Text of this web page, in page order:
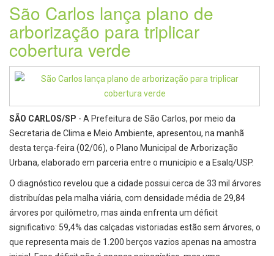
São Carlos lança plano de
arborização para triplicar
cobertura verde
SÃO CARLOS/SP - A Prefeitura de São Carlos, por meio da
Secretaria de Clima e Meio Ambiente, apresentou, na manhã
desta terça-feira (02/06), o Plano Municipal de Arborização
Urbana, elaborado em parceria entre o município e a Esalq/USP.
O diagnóstico revelou que a cidade possui cerca de 33 mil árvores
distribuídas pela malha viária, com densidade média de 29,84
árvores por quilômetro, mas ainda enfrenta um déficit
significativo: 59,4% das calçadas vistoriadas estão sem árvores, o
que representa mais de 1.200 berços vazios apenas na amostra